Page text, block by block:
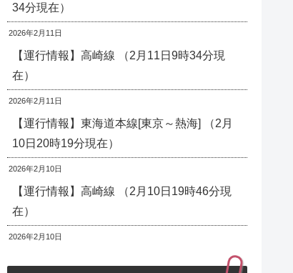
34分現在）
2026年2月11日
【運行情報】高崎線 （2月11日9時34分現
在）
2026年2月11日
【運行情報】東海道本線[東京～熱海] （2月
10日20時19分現在）
2026年2月10日
【運行情報】高崎線 （2月10日19時46分現
在）
2026年2月10日